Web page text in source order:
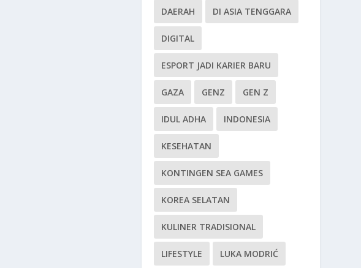
DAERAH DI ASIA TENGGARA
DIGITAL
ESPORT JADI KARIER BARU
GAZA GENZ GEN Z
IDUL ADHA INDONESIA
KESEHATAN
KONTINGEN SEA GAMES
KOREA SELATAN
KULINER TRADISIONAL
LIFESTYLE LUKA MODRIĆ